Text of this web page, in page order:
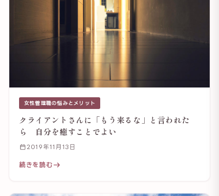
女性管理職の悩みとメリット
クライアントさんに「もう来るな」と言われた
ら 自分を癒すことでよい
2019年11月13日
続きを読む